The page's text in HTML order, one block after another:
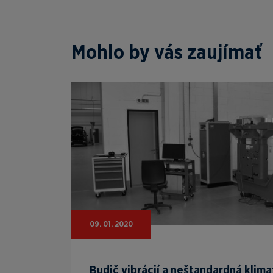
Mohlo by vás zaujímať
09. 01. 2020
Budič vibrácií a neštandardná